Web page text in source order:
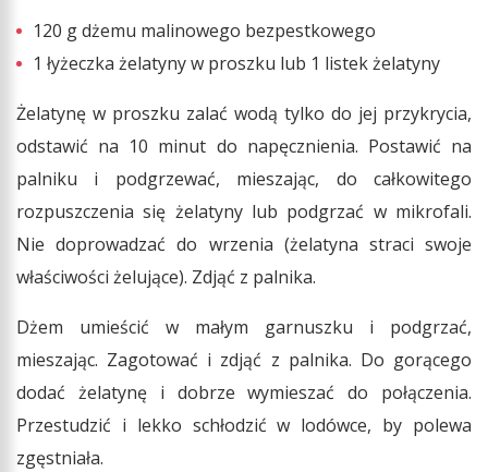
120 g dżemu malinowego bezpestkowego
1 łyżeczka żelatyny w proszku lub 1 listek żelatyny
Żelatynę w proszku zalać wodą tylko do jej przykrycia,
odstawić na 10 minut do napęcznienia. Postawić na
palniku i podgrzewać, mieszając, do całkowitego
rozpuszczenia się żelatyny lub podgrzać w mikrofali.
Nie doprowadzać do wrzenia (żelatyna straci swoje
właściwości żelujące). Zdjąć z palnika.
Dżem umieścić w małym garnuszku i podgrzać,
mieszając. Zagotować i zdjąć z palnika. Do gorącego
dodać żelatynę i dobrze wymieszać do połączenia.
Przestudzić i lekko schłodzić w lodówce, by polewa
zgęstniała.